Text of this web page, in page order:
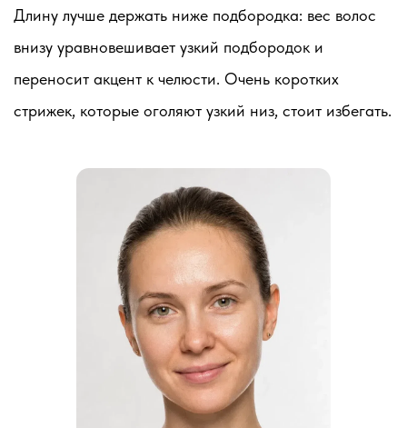
Длину лучше держать ниже подбородка: вес волос
внизу уравновешивает узкий подбородок и
переносит акцент к челюсти. Очень коротких
стрижек, которые оголяют узкий низ, стоит избегать.